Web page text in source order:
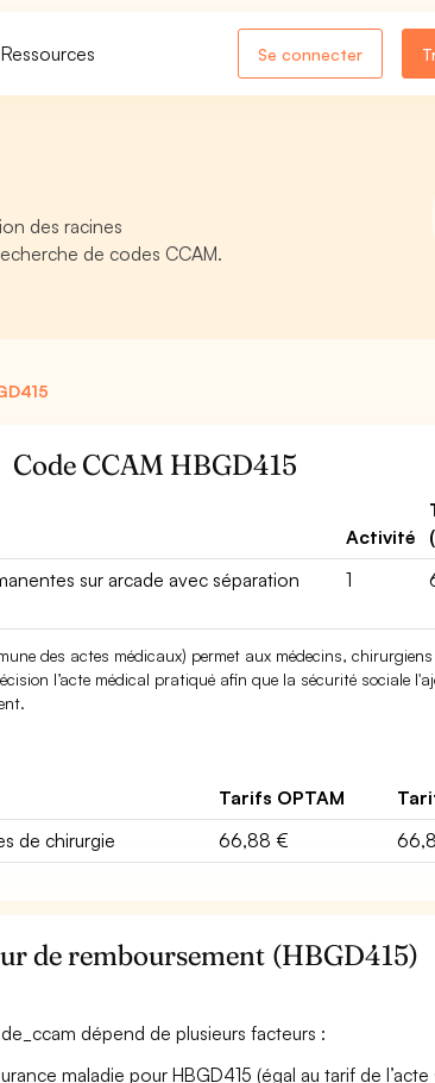
Ressources Se connecter
des racines
de codes CCAM.
Code CCAM HBGD415
Activité
sur arcade avec séparation
1
des actes médicaux) permet aux médecins,
l’acte médical pratiqué afin que la sécurité sociale
Tarifs OPTAM
de chirurgie 66,88 €
de remboursement (HBGD415)
dépend de plusieurs facteurs :
maladie pour HBGD415 (égal au tarif de l’acte